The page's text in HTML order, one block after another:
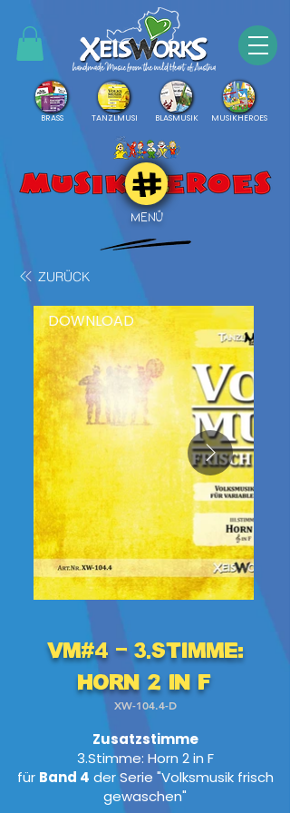
BRASS TANZLMUSI BLASMUSIK MUSIKHEROES
MENÜ
ZURÜCK
DOWNLOAD
VM#4 - 3.Stimme:
Horn 2 in F
XW-104.4-D
Zusatzstimme
3.Stimme: Horn 2 in F
für Band 4 der Serie "Volksmusik frisch
gewaschen"